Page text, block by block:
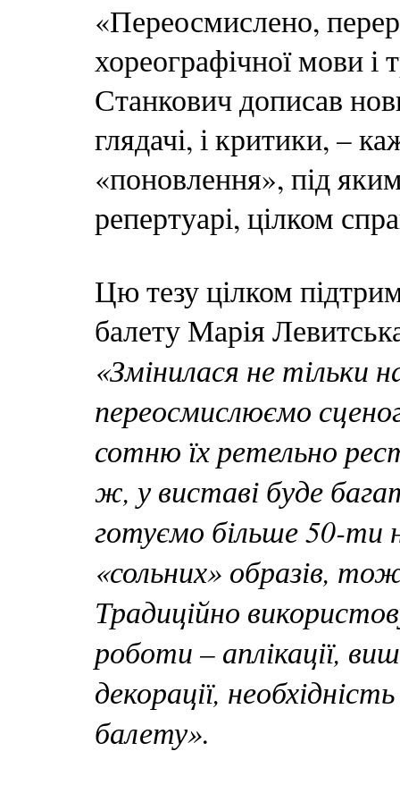
«Переосмислено,
хореографічної мови і
Станкович дописав
глядачі, і критики, –
«поновлення», під
репертуарі, цілком
Цю тезу цілком
балету Марія
«Змінилася не тільки
переосмислюємо
сотню їх ретельно
ж, у виставі буде
готуємо більше 50-ти
«сольних» образів,
Традиційно
роботи – аплікації,
декорації,
балету».